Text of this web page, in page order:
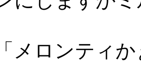
メロンティ